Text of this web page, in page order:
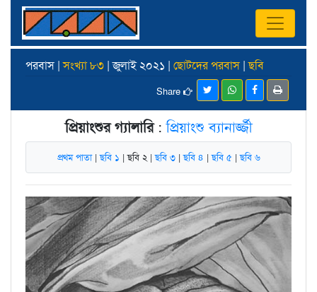
পরবাস |সংখ্যা ৮৩ | জুলাই ২০২১ | ছোটদের পরবাস |ছবি
Share
প্রিয়াংশুর গ্যালারি:প্রিয়াংশু ব্যানার্জ্জী
প্রথম পাতা|ছবি ১ | ছবি ২ |ছবি ৩|ছবি ৪ |ছবি ৫ |ছবি ৬